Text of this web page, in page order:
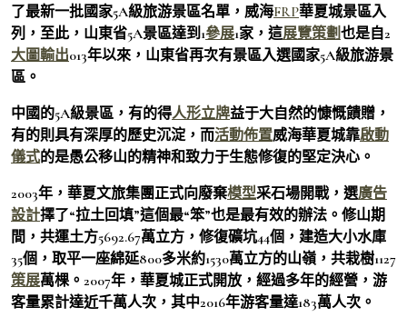
了最新一批國家5A級旅游景區名單，威海FRP華夏城景區入
列，至此，山東省5A景區達到1參展1家，這展覽策劃也是自2
大圖輸出013年以來，山東省再次有景區入選國家5A級旅游景
區。
中國的5A級景區，有的得人形立牌益于大自然的慷慨饋贈，
有的則具有深厚的歷史沉淀，而活動佈置威海華夏城靠啟動
儀式的是愚公移山的精神和致力于生態修復的堅定決心。
2003年，華夏文旅集團正式向廢棄模型采石場開戰，選廣告
設計擇了“拉土回填”這個最“笨”也是最有效的辦法。修山期
間，共運土方5692.67萬立方，修復礦坑44個，建造大小水庫
35個，取平一座綿延800多米約1530萬立方的山嶺，共栽樹1127
策展萬棵。2007年，華夏城正式開放，經過多年的經營，游
客量累計達近千萬人次，其中2016年游客量達183萬人次。